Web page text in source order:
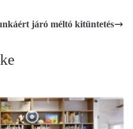
járó méltó kitüntetés